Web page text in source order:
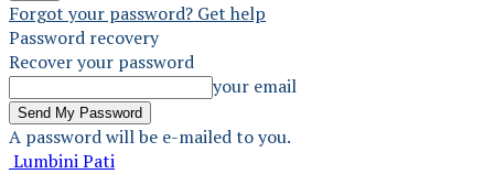
Forgot your password? Get help
Password recovery
Recover your password
your email
A password will be e-mailed to you.
Lumbini Pati